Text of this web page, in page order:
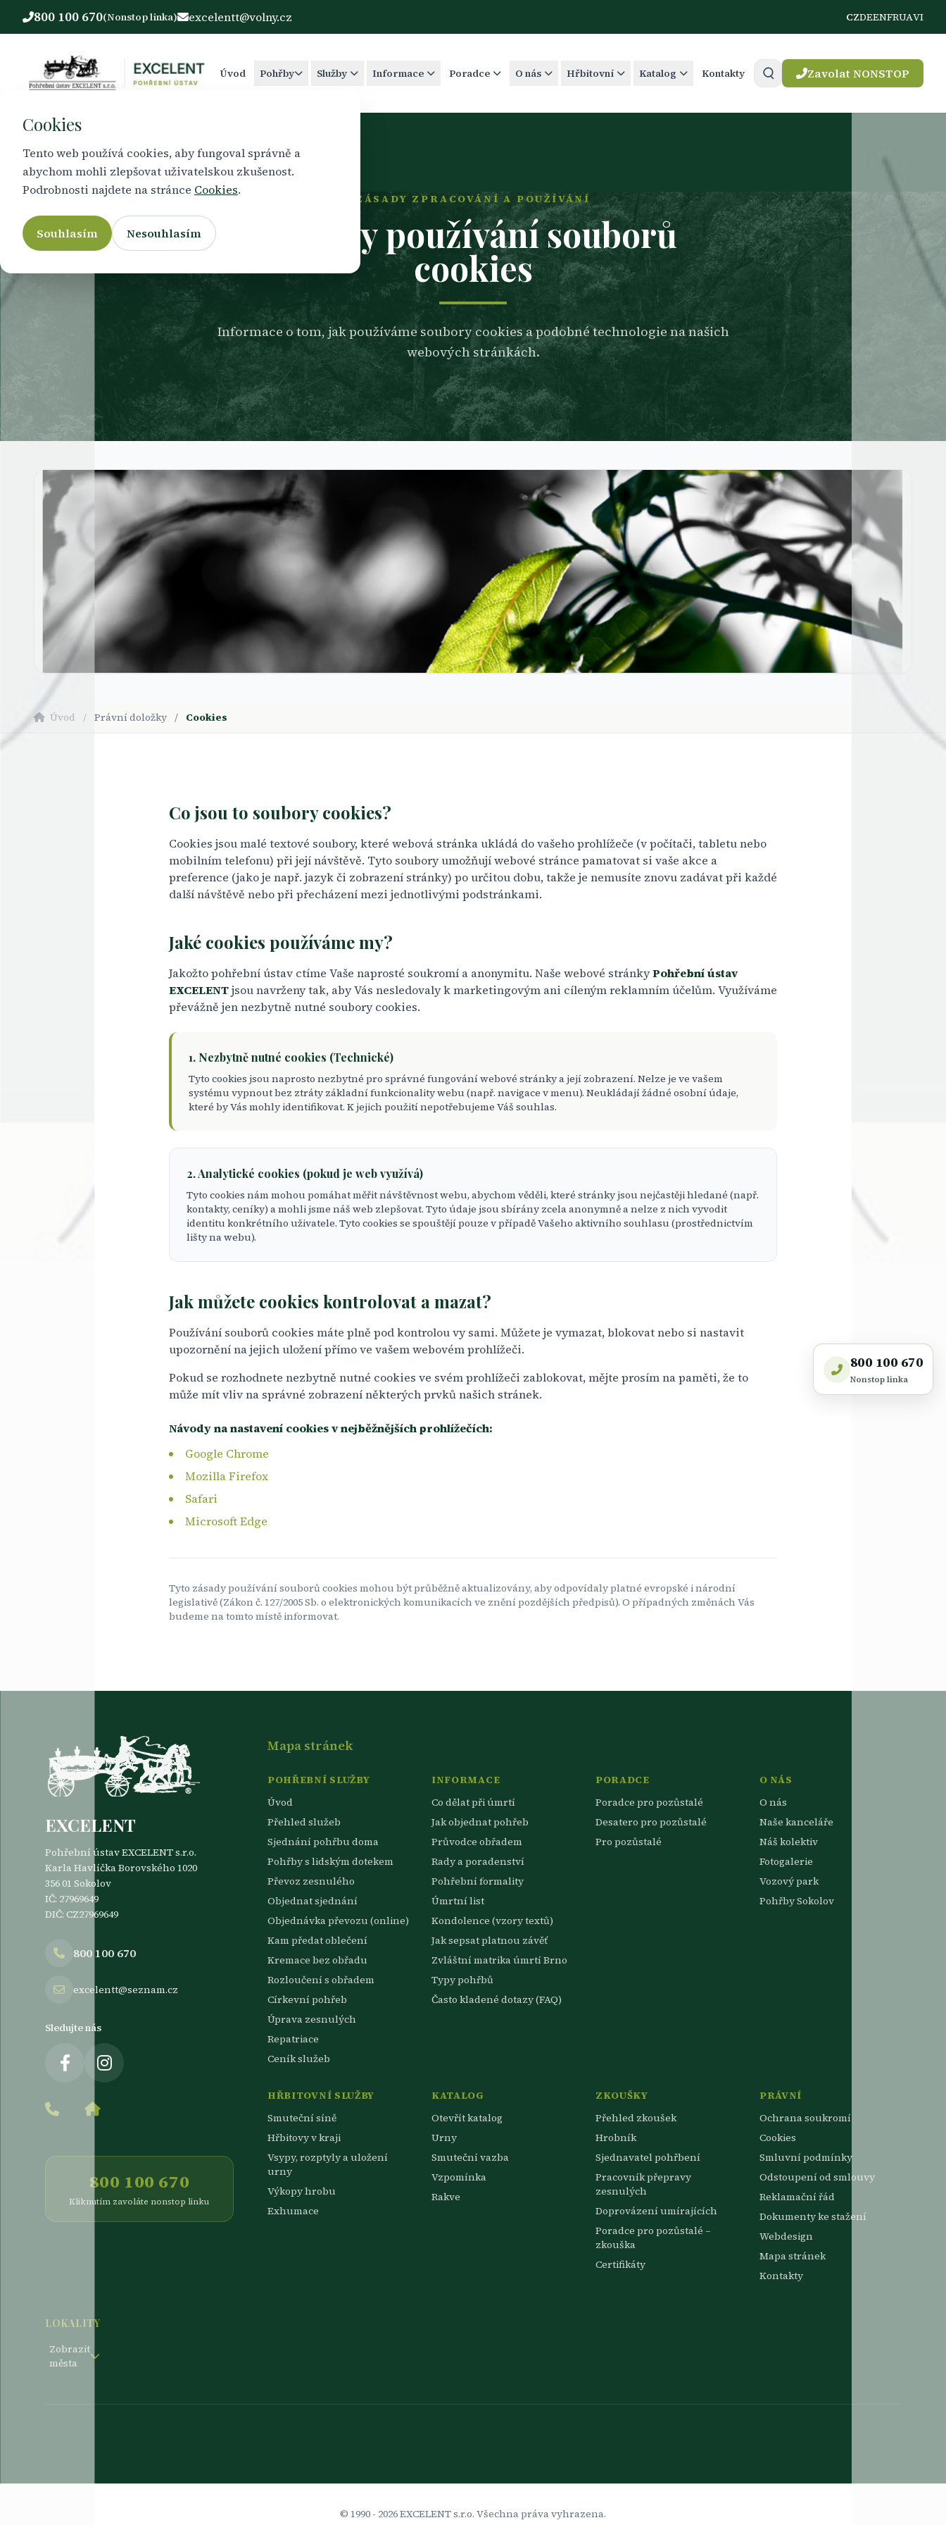
800 100 670(Nonstop linka) excelentt@volny.cz CZDEENFRUAVI
Úvod Pohřby Služby Informace Poradce O nás Hřbitovní Katalog Kontakty Zavolat NONSTOP
800 100 670
Nonstop linka
ZÁSADY ZPRACOVÁNÍ A POUŽÍVÁNÍ
Zásady používání souborů
cookies
Informace o tom, jak používáme soubory cookies a podobné technologie na našich
webových stránkách.
Úvod / Právní doložky / Cookies
Co jsou to soubory cookies?
Cookies jsou malé textové soubory, které webová stránka ukládá do vašeho prohlížeče (v počítači, tabletu nebo
mobilním telefonu) při její návštěvě. Tyto soubory umožňují webové stránce pamatovat si vaše akce a
preference (jako je např. jazyk či zobrazení stránky) po určitou dobu, takže je nemusíte znovu zadávat při každé
další návštěvě nebo při přecházení mezi jednotlivými podstránkami.
Jaké cookies používáme my?
Jakožto pohřební ústav ctíme Vaše naprosté soukromí a anonymitu. Naše webové stránkyPohřební ústav
EXCELENTjsou navrženy tak, aby Vás nesledovaly k marketingovým ani cíleným reklamním účelům. Využíváme
převážně jen nezbytně nutné soubory cookies.
1. Nezbytně nutné cookies (Technické)
Tyto cookies jsou naprosto nezbytné pro správné fungování webové stránky a její zobrazení. Nelze je ve vašem
systému vypnout bez ztráty základní funkcionality webu (např. navigace v menu). Neukládají žádné osobní údaje,
které by Vás mohly identifikovat. K jejich použití nepotřebujeme Váš souhlas.
2. Analytické cookies (pokud je web využívá)
Tyto cookies nám mohou pomáhat měřit návštěvnost webu, abychom věděli, které stránky jsou nejčastěji hledané (např.
kontakty, ceníky) a mohli jsme náš web zlepšovat. Tyto údaje jsou sbírány zcela anonymně a nelze z nich vyvodit
identitu konkrétního uživatele. Tyto cookies se spouštějí pouze v případě Vašeho aktivního souhlasu (prostřednictvím
lišty na webu).
Jak můžete cookies kontrolovat a mazat?
Používání souborů cookies máte plně pod kontrolou vy sami. Můžete je vymazat, blokovat nebo si nastavit
upozornění na jejich uložení přímo ve vašem webovém prohlížeči.
Pokud se rozhodnete nezbytně nutné cookies ve svém prohlížeči zablokovat, mějte prosím na paměti, že to
může mít vliv na správné zobrazení některých prvků našich stránek.
Návody na nastavení cookies v nejběžnějších prohlížečích:
Google Chrome
Mozilla Firefox
Safari
Microsoft Edge
Tyto zásady používání souborů cookies mohou být průběžně aktualizovány, aby odpovídaly platné evropské i národní
legislativě (Zákon č. 127/2005 Sb. o elektronických komunikacích ve znění pozdějších předpisů). O případných změnách Vás
budeme na tomto místě informovat.
EXCELENT
Pohřební ústav EXCELENT s.r.o.
Karla Havlíčka Borovského 1020
356 01 Sokolov
IČ: 27969649
DIČ: CZ27969649
800 100 670
excelentt@seznam.cz
Sledujte nás
800 100 670
Kliknutím zavoláte nonstop linku
Mapa stránek
POHŘEBNÍ SLUŽBY
Úvod
Přehled služeb
Sjednání pohřbu doma
Pohřby s lidským dotekem
Převoz zesnulého
Objednat sjednání
Objednávka převozu (online)
Kam předat oblečení
Kremace bez obřadu
Rozloučení s obřadem
Církevní pohřeb
Úprava zesnulých
Repatriace
Ceník služeb
INFORMACE
Co dělat při úmrtí
Jak objednat pohřeb
Průvodce obřadem
Rady a poradenství
Pohřební formality
Úmrtní list
Kondolence (vzory textů)
Jak sepsat platnou závěť
Zvláštní matrika úmrtí Brno
Typy pohřbů
Často kladené dotazy (FAQ)
PORADCE
Poradce pro pozůstalé
Desatero pro pozůstalé
Pro pozůstalé
O NÁS
O nás
Naše kanceláře
Náš kolektiv
Fotogalerie
Vozový park
Pohřby Sokolov
HŘBITOVNÍ SLUŽBY
Smuteční síně
Hřbitovy v kraji
Vsypy, rozptyly a uložení
urny
Výkopy hrobu
Exhumace
KATALOG
Otevřít katalog
Urny
Smuteční vazba
Vzpomínka
Rakve
ZKOUŠKY
Přehled zkoušek
Hrobník
Sjednavatel pohřbení
Pracovník přepravy
zesnulých
Doprovázení umírajících
Poradce pro pozůstalé –
zkouška
Certifikáty
PRÁVNÍ
Ochrana soukromí
Cookies
Smluvní podmínky
Odstoupení od smlouvy
Reklamační řád
Dokumenty ke stažení
Webdesign
Mapa stránek
Kontakty
LOKALITY
Zobrazit
města
© 1990 - 2026EXCELENT s.r.o. Všechna práva vyhrazena.
Cookies
Tento web používá cookies, aby fungoval správně a
abychom mohli zlepšovat uživatelskou zkušenost.
Podrobnosti najdete na stránce Cookies.
Souhlasím Nesouhlasím